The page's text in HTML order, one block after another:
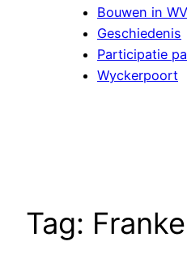
Bouwen in
Geschiedenis
Participatie
Wyckerpoort
Tag: